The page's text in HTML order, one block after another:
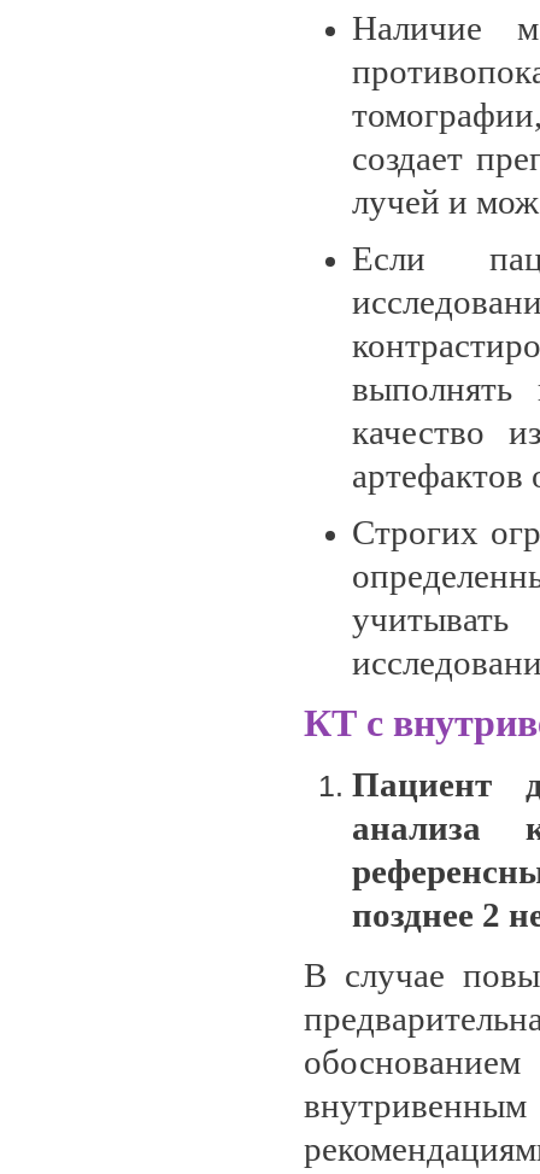
Наличие
создает
лучей и
Если
качество
артефактов
Строгих
КТ с
Пациент
анализа
позднее 2
В случае